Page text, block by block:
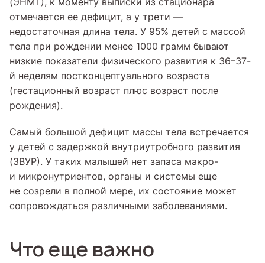
отмечается ее дефицит, а у трети —
недостаточная длина тела. У 95% детей с массой
тела при рождении менее 1000 грамм бывают
низкие показатели физического развития к 36–37-
й неделям постконцептуального возраста
(гестационный возраст плюс возраст после
рождения).
Самый большой дефицит массы тела встречается
у детей с задержкой внутриутробного развития
(ЗВУР). У таких малышей нет запаса макро-
и микронутриентов, органы и системы еще
не созрели в полной мере, их состояние может
сопровождаться различными заболеваниями.
Что еще важно